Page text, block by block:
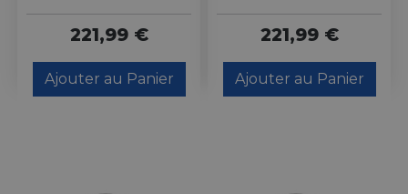
221,99 €
Ajouter au Panier
221,99 €
Ajouter au Panier